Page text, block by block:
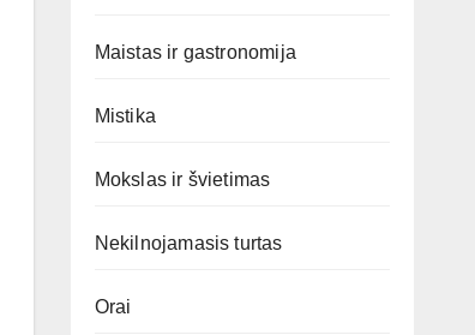
Maistas ir gastronomija
Mistika
Mokslas ir švietimas
Nekilnojamasis turtas
Orai